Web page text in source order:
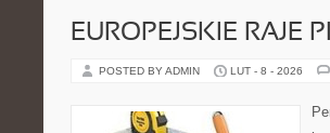
EUROPEJSKIE RAJE
POSTED BY ADMIN LUT - 8 - 2026